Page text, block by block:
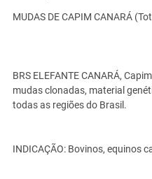
MUDAS DE CAPIM CANARÁ
BRS ELEFANTE CANARÁ,
mudas clonadas, material
todas as regiões do Brasil.
INDICAÇÃO: Bovinos, equinos